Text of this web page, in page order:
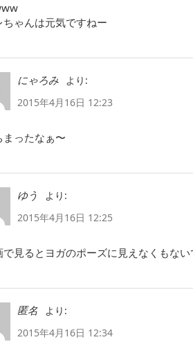
ちゃんは元気ですねー
にゃろみ
より:
2015年4月16日 12:23
まったなぁ〜
ゆう
より:
2015年4月16日 12:25
で見るとヨガのポーズに見えなくもな
匿名
より:
2015年4月16日 12:34